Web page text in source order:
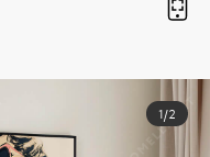
1/2